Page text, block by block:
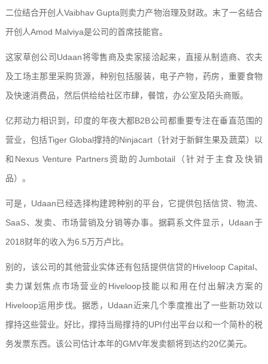
二位结合开创人Vaibhav Gupta则卖力产物治理及财政。末了一名结合
开创人Amod Malviya是公司的首席技能官。
这家草创公司Udaan将零售商及卖家接洽起来，直接从制造商、农夫
及工场主那里采购货源，种别包括服装，电子产物，药房，重要食物
及快速消费品，然后供给给社区市肆，餐馆，办公室及陌头商贩。
亿邦动力相识到，印度的年夜大都B2B公司都重要专注在垂直范围的
营业，包括Tiger Global撑持的Ninjacart（针对于新鲜生果及蔬菜）以
和Nexus Venture Partners资助的Jumbotail（针对于主食及快销
品）。
可是，Udaan已经选择构建跨种别的平台，它提供包括信贷、物流、
SaaS、发卖、市场营销及分销等办事。据羁系文件显示，Udaan于
2018财年的收入为6.5万万卢比。
别的，该公司的其他营业实体还有包括提供信贷的Hiveloop Capital、
卖力谋划焦点市场营业的Hiveloop技能以和用在付出解决方案的
Hiveloop运用步伐。据悉，Udaan近来几个季度推出了一些新功效以
撑持这些营业。好比，撑持当局撑持的UPI付出平台以和一个简朴的税
务发票东西。该公司估计本年的GMV年发卖额将到达约20亿美元。